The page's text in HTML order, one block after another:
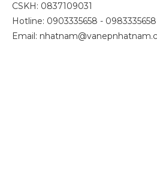
CSKH: 0837109031
Hotline: 0903335658 - 0983335658
Email: